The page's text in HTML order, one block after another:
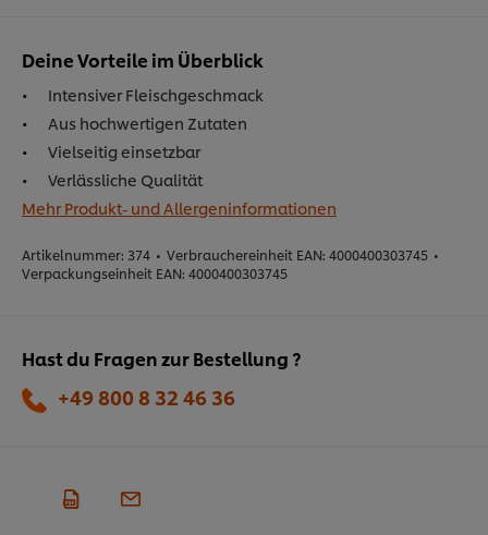
Deine Vorteile im Überblick
Intensiver Fleischgeschmack
Aus hochwertigen Zutaten
Vielseitig einsetzbar
Verlässliche Qualität
Mehr Produkt- und Allergeninformationen
Artikelnummer: 374 • Verbrauchereinheit EAN: 4000400303745 •
Verpackungseinheit EAN: 4000400303745
Hast du Fragen zur Bestellung ?
+49 800 8 32 46 36